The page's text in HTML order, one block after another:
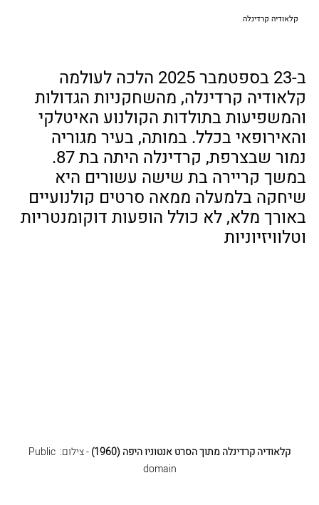
קלאודיה קרדינלה
ב-23 בספטמבר 2025 הלכה לעולמה
קלאודיה קרדינלה, מהשחקניות הגדולות
והמשפיעות בתולדות הקולנוע האיטלקי
והאירופאי בכלל. במותה, בעיר מגוריה
נמור שבצרפת, קרדינלה היתה בת 87.
במשך קריירה בת שישה עשורים היא
שיחקה בלמעלה ממאה סרטים קולנועיים
באורך מלא, לא כולל הופעות דוקומנטריות
וטלוויזיוניות
קלאודיה קרדינלה מתוך הסרט אנטוניו היפה (1960)
- צילום: Public
domain